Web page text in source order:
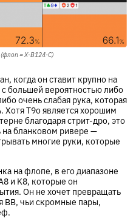
(флоп = X-B124-C)
когда он ставит крупно на
большей вероятностью либо
очень слабая рука, которая
Хотя T9o является хорошим
благодаря стрит-дро, это
на бланковом ривере —
многие руки, которые
на флопе, в его диапазоне
и K8, которые он
Он не хочет превращать
BB, чьи скромные пары,